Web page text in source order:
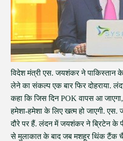
विदेश मंत्री एस. जयशंकर ने पाकिस्तान
लेने का संकल्प एक बार फिर दोहराया.
कहा कि जिस दिन POK वापस आ
हमेशा-हमेशा के लिए खत्म हो जाएगी.
दौरे पर हैं. लंदन में जयशंकर ने ब्रिटेन के
से मुलाकात के बाद जब मशहूर थिंक टैंक